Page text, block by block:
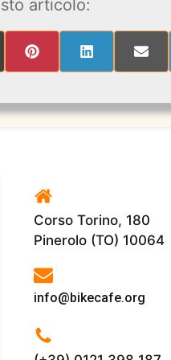
articolo:
SHARE
SHARE
SHARE
Corso Torino, 180
Pinerolo (TO) 10064
info@bikecafe.org